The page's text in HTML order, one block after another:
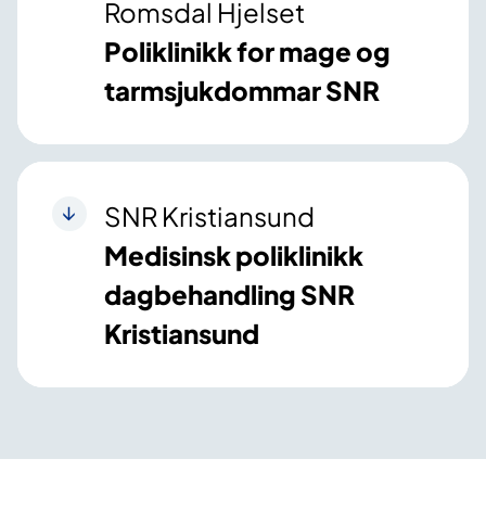
Romsdal Hjelset
Poliklinikk for mage og
tarmsjukdommar SNR
SNR Kristiansund
Medisinsk poliklinikk
dagbehandling SNR
Kristiansund